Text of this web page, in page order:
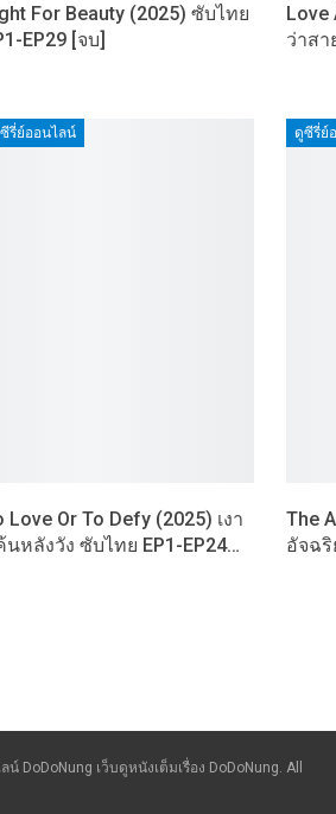
For Beauty (2025) ซับไทย
EP29 [จบ]
Love
ว่าสา
รี่ย์ออนไลน์
Love Or To Defy (2025) เงา
นหลังวัง ซับไทย EP1-EP24…
ดูซีรี่ย์
The
อัจฉริ
เว็บดูหนังเต็มเรื่อง DoDoNung. All